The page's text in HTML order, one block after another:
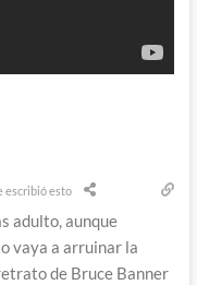
escribió esto
adulto, aunque
vaya a arruinar la
de Bruce Banner